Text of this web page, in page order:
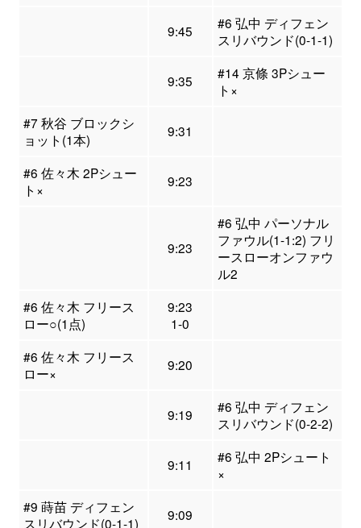
9:45
#6 弘中 ディフェン
スリバウンド(0-1-1)
9:35
#14 京條 3Pシュー
ト×
#7 秋谷 ブロックシ
ョット(1本)
9:31
#6 佐々木 2Pシュー
ト×
9:23
9:23
#6 弘中 パーソナル
ファウル(1-1:2) フリ
ースローオンファウ
ル2
#6 佐々木 フリース
ロー○(1点)
9:23
1-0
#6 佐々木 フリース
ロー×
9:20
9:19
#6 弘中 ディフェン
スリバウンド(0-2-2)
9:11
#6 弘中 2Pシュート
×
#9 蒔苗 ディフェン
スリバウンド(0-1-1)
9:09